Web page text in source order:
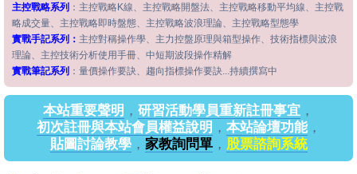
主控戰略系列 ：主控戰略K線、主控戰略開盤法、主控戰略移動平均線、主控戰
略成交量、主控戰略即時盤態、主控戰略波浪理論、主控戰略型態學
實戰手記系列： 主控對稱操作學、主力控盤原理與箱型操作、技術指標與波浪
理論、主控技術分析使用手冊、中短期波段操作精解
實戰筆記系列 ：量價操作要訣、趨向指標操作要訣...持續撰寫中
本站重要聲明 ， 研習活動學員重新註冊事宜 ，
初次註冊與本站會員權益說明 ， 本站論壇功能，
貼圖討論教學， 家教詢問單， 股票諮詢系統